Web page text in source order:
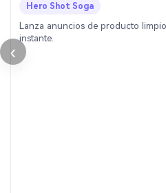
‹
Hero Shot Soga
Lanza anuncios de producto
instante.